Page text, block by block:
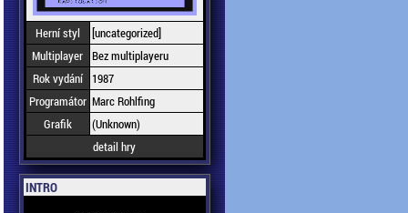
Herní styl
[uncategorized]
Multiplayer Bez multiplayeru
Rok vydání
1987
Programátor Marc Rohlfing
Grafik
(Unknown)
detail hry
INTRO